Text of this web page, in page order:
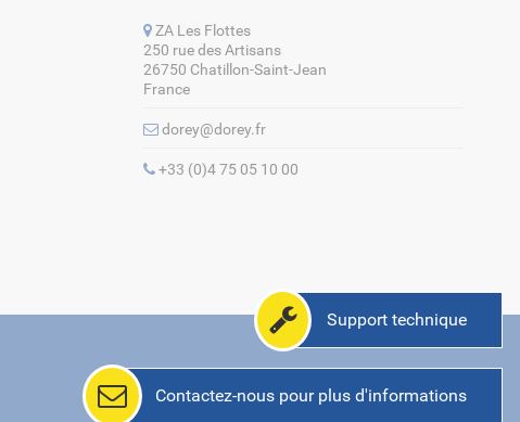
ZA Les Flottes
250 rue des Artisans
26750 Chatillon-Saint-Jean
France
dorey@dorey.fr
+33 (0)4 75 05 10 00
Contactez-nous pour plus d'informations
Support technique